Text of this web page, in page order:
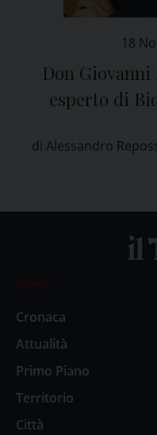
18
Don
esperto di
di Alessandro
News
Cronaca
Attualità
Primo Piano
Territorio
Città